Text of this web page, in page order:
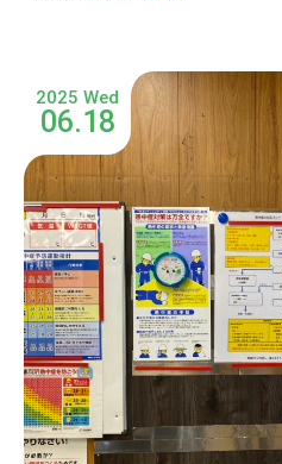
2025 Wed
06.18